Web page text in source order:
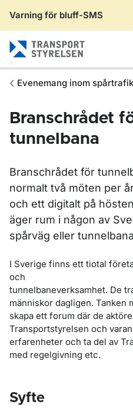
Varning för bluff-SMS
Evenemang inom spårtrafik
Branschrådet
tunnelbana
Branschrådet för
normalt två möten per
och ett digitalt på
äger rum i någon av
spårväg eller
I Sverige finns ett tiotal
och
tunnelbane­verksamhet. De
människor dagligen. Tanken
skapa ett forum där de
Transportstyrelsen och
erfarenheter och ta del av
med regelgivning etc.
Syfte